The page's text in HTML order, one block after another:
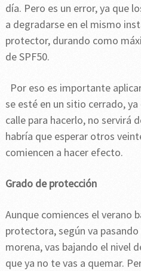
día. Pero es un error, ya que
a degradarse en el mismo
protector, durando como
de SPF50.
Por eso es importante
se esté en un sitio cerrado, ya
calle para hacerlo, no servirá
habría que esperar otros
comiencen a hacer efecto.
Grado de protección
Aunque comiences el verano
protectora, según va
morena, vas bajando el nivel
que ya no te vas a quemar.